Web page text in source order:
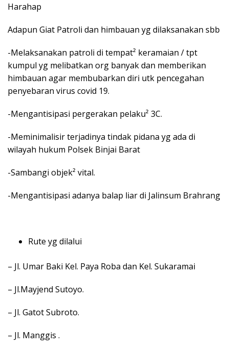
Harahap
Adapun Giat Patroli dan himbauan yg dilaksanakan sbb
-Melaksanakan patroli di tempat² keramaian / tpt
kumpul yg melibatkan org banyak dan memberikan
himbauan agar membubarkan diri utk pencegahan
penyebaran virus covid 19.
-Mengantisipasi pergerakan pelaku² 3C.
-Meminimalisir terjadinya tindak pidana yg ada di
wilayah hukum Polsek Binjai Barat
-Sambangi objek² vital.
-Mengantisipasi adanya balap liar di Jalinsum Brahrang
Rute yg dilalui
– Jl. Umar Baki Kel. Paya Roba dan Kel. Sukaramai
– Jl.Mayjend Sutoyo.
– Jl. Gatot Subroto.
– Jl. Manggis .